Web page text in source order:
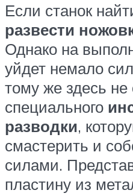
Если станок
развести
Однако на
уйдет немало
тому же здесь не
специального
разводки,
смастерить и
силами.
пластину из